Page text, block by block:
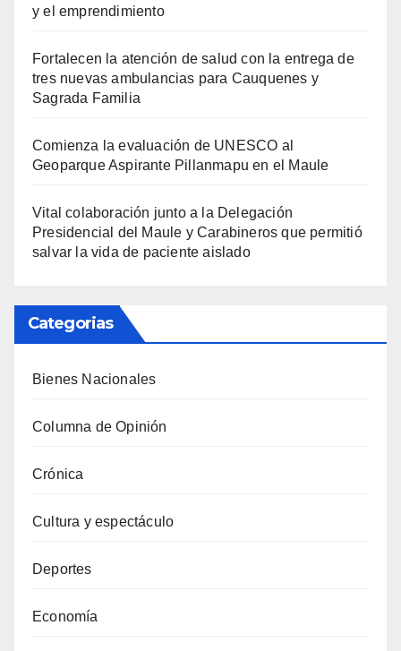
y el emprendimiento
Fortalecen la atención de salud con la entrega de
tres nuevas ambulancias para Cauquenes y
Sagrada Familia
Comienza la evaluación de UNESCO al
Geoparque Aspirante Pillanmapu en el Maule
Vital colaboración junto a la Delegación
Presidencial del Maule y Carabineros que permitió
salvar la vida de paciente aislado
Categorias
Bienes Nacionales
Columna de Opinión
Crónica
Cultura y espectáculo
Deportes
Economía